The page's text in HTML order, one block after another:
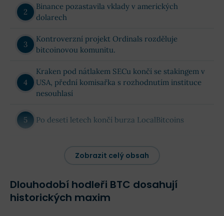
Binance pozastavila vklady v amerických
dolarech
Kontroverzní projekt Ordinals rozděluje
bitcoinovou komunitu.
Kraken pod nátlakem SECu končí se stakingem v
USA, přední komisařka s rozhodnutím instituce
nesouhlasí
Po deseti letech končí burza LocalBitcoins
Závěr k aktuální situaciZobrazit celý obsah
Dlouhodobí hodleři BTC dosahují
historických maxim